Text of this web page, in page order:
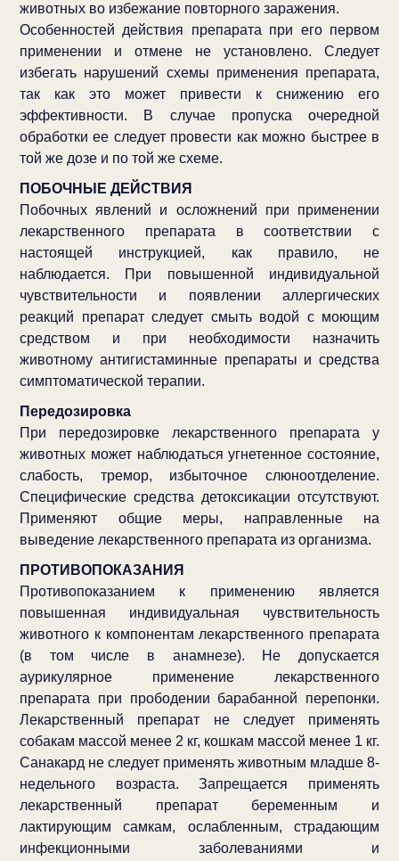
животных во избежание повторного заражения.
Особенностей действия препарата при его первом
применении и отмене не установлено. Следует
избегать нарушений схемы применения препарата,
так как это может привести к снижению его
эффективности. В случае пропуска очередной
обработки ее следует провести как можно быстрее в
той же дозе и по той же схеме.
ПОБОЧНЫЕ ДЕЙСТВИЯ
Побочных явлений и осложнений при применении
лекарственного препарата в соответствии с
настоящей инструкцией, как правило, не
наблюдается. При повышенной индивидуальной
чувствительности и появлении аллергических
реакций препарат следует смыть водой с моющим
средством и при необходимости назначить
животному антигистаминные препараты и средства
симптоматической терапии.
Передозировка
При передозировке лекарственного препарата у
животных может наблюдаться угнетенное состояние,
слабость, тремор, избыточное слюноотделение.
Специфические средства детоксикации отсутствуют.
Применяют общие меры, направленные на
выведение лекарственного препарата из организма.
ПРОТИВОПОКАЗАНИЯ
Противопоказанием к применению является
повышенная индивидуальная чувствительность
животного к компонентам лекарственного препарата
(в том числе в анамнезе). Не допускается
аурикулярное применение лекарственного
препарата при прободении барабанной перепонки.
Лекарственный препарат не следует применять
собакам массой менее 2 кг, кошкам массой менее 1 кг.
Санакард не следует применять животным младше 8-
недельного возраста. Запрещается применять
лекарственный препарат беременным и
лактирующим самкам, ослабленным, страдающим
инфекционными заболеваниями и